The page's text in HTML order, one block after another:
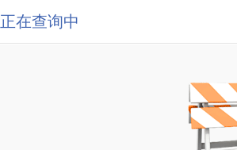
正在查询中